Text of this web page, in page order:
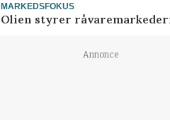
MARKEDSFOKUS
Olien styrer
Annonce